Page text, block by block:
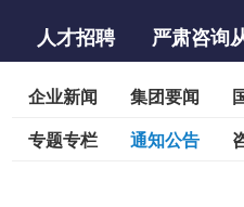
人才招聘
严肃咨询
企业新闻 集团要闻
专题专栏
通知公告